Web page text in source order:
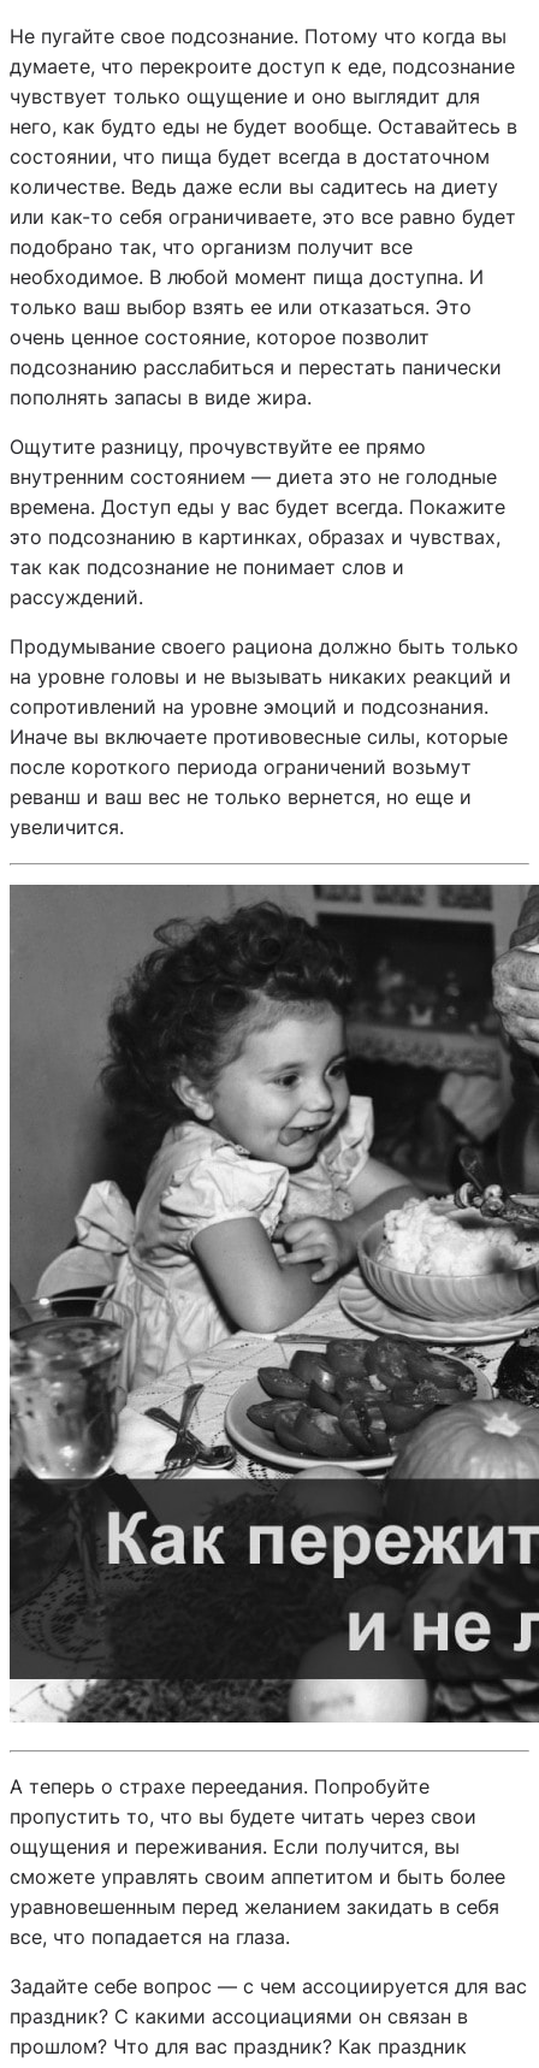
Не пугайте свое подсознание. Потому что когда вы
думаете, что перекроите доступ к еде, подсознание
чувствует только ощущение и оно выглядит для
него, как будто еды не будет вообще. Оставайтесь в
состоянии, что пища будет всегда в достаточном
количестве. Ведь даже если вы садитесь на диету
или как-то себя ограничиваете, это все равно будет
подобрано так, что организм получит все
необходимое. В любой момент пища доступна. И
только ваш выбор взять ее или отказаться. Это
очень ценное состояние, которое позволит
подсознанию расслабиться и перестать панически
пополнять запасы в виде жира.
Ощутите разницу, прочувствуйте ее прямо
внутренним состоянием — диета это не голодные
времена. Доступ еды у вас будет всегда. Покажите
это подсознанию в картинках, образах и чувствах,
так как подсознание не понимает слов и
рассуждений.
Продумывание своего рациона должно быть только
на уровне головы и не вызывать никаких реакций и
сопротивлений на уровне эмоций и подсознания.
Иначе вы включаете противовесные силы, которые
после короткого периода ограничений возьмут
реванш и ваш вес не только вернется, но еще и
увеличится.
А теперь о страхе переедания. Попробуйте
пропустить то, что вы будете читать через свои
ощущения и переживания. Если получится, вы
сможете управлять своим аппетитом и быть более
уравновешенным перед желанием закидать в себя
все, что попадается на глаза.
Задайте себе вопрос — с чем ассоциируется для вас
праздник? С какими ассоциациями он связан в
прошлом? Что для вас праздник? Как праздник